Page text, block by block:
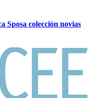
Sposa colección novias